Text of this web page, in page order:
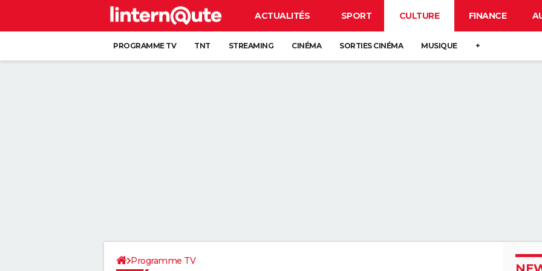
ACTUALITÉS SPORT CULTURE FINANCE
PROGRAMME TV TNT STREAMING CINÉMA SORTIES CINÉMA MUSIQUE +
Programme TV